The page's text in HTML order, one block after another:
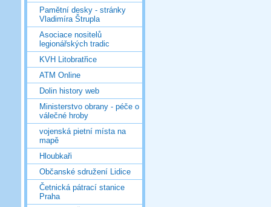
Pamětní desky - stránky
Vladimíra Štrupla
Asociace nositelů
legionářských tradic
KVH Litobratřice
ATM Online
Dolin history web
Ministerstvo obrany - péče o
válečné hroby
vojenská pietní místa na
mapě
Hloubkaři
Občanské sdružení Lidice
Četnická pátrací stanice
Praha